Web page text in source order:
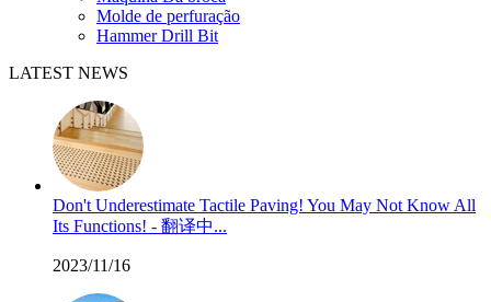
Molde de perfuração
Hammer Drill Bit
LATEST NEWS
Don't Underestimate Tactile Paving! You May Not Know All
Its Functions! - 翻译中...
2023/11/16